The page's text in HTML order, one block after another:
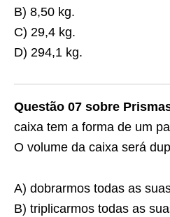
B) 8,50 kg.
C) 29,4 kg.
D) 294,1 kg.
Questão 07 sobre
caixa tem a forma de um
O volume da caixa será
A) dobrarmos todas as
B) triplicarmos todas as